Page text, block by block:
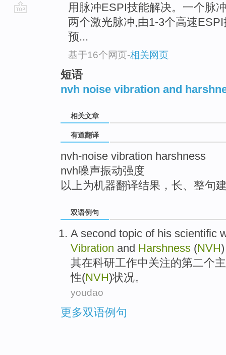
用脉冲ESPI技能解决。一个脉
两个激光脉冲,由1-3个高速
预...
基于16个网页-相关网页
短语
nvh noise vibration and
相关文章
有道翻译
nvh-noise vibration harshness
nvh噪声振动强度
以上为机器翻译结果，长、整句
双语例句
A second topic of his scientific
Vibration and Harshness (NVH
其在科研工作中关注的第二个
性(NVH)状况。
youdao
更多双语例句